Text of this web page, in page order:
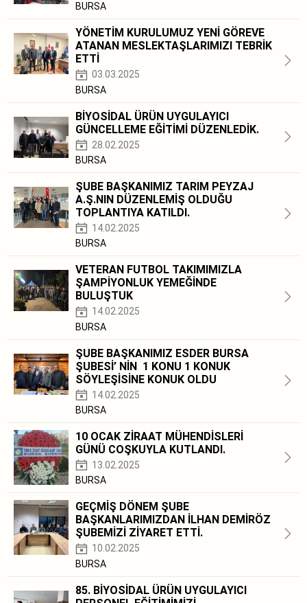
BURSA
YÖNETİM KURULUMUZ YENİ GÖREVE
ATANAN MESLEKTAŞLARIMIZI TEBRİK
ETTİ
03.03.2025
BURSA
BİYOSİDAL ÜRÜN UYGULAYICI
GÜNCELLEME EĞİTİMİ DÜZENLEDİK.
28.02.2025
BURSA
ŞUBE BAŞKANIMIZ TARIM PEYZAJ
A.Ş.NIN DÜZENLEMİŞ OLDUĞU
TOPLANTIYA KATILDI.
14.02.2025
BURSA
VETERAN FUTBOL TAKIMIMIZLA
ŞAMPİYONLUK YEMEĞİNDE
BULUŞTUK
14.02.2025
BURSA
ŞUBE BAŞKANIMIZ ESDER BURSA
ŞUBESİ’ NİN 1 KONU 1 KONUK
SÖYLEŞİSİNE KONUK OLDU
14.02.2025
BURSA
10 OCAK ZİRAAT MÜHENDİSLERİ
GÜNÜ COŞKUYLA KUTLANDI.
13.02.2025
BURSA
GEÇMİŞ DÖNEM ŞUBE
BAŞKANLARIMIZDAN İLHAN DEMİRÖZ
ŞUBEMİZİ ZİYARET ETTİ.
10.02.2025
BURSA
85. BİYOSİDAL ÜRÜN UYGULAYICI